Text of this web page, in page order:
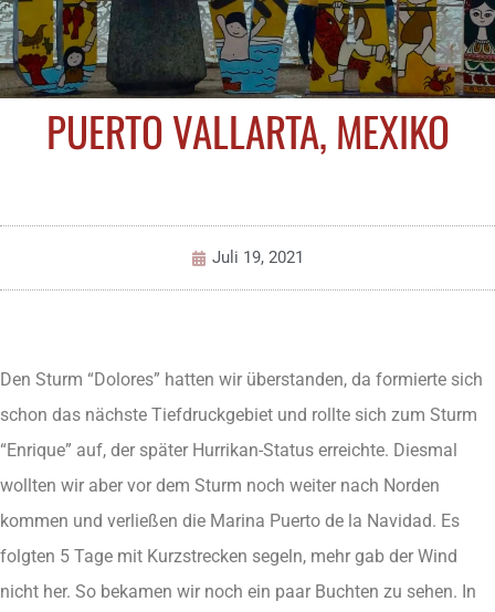
PUERTO VALLARTA, MEXIKO
Juli 19, 2021
Den Sturm “Dolores” hatten wir überstanden, da formierte sich
schon das nächste Tiefdruckgebiet und rollte sich zum Sturm
“Enrique” auf, der später Hurrikan-Status erreichte. Diesmal
wollten wir aber vor dem Sturm noch weiter nach Norden
kommen und verließen die Marina Puerto de la Navidad. Es
folgten 5 Tage mit Kurzstrecken segeln, mehr gab der Wind
nicht her. So bekamen wir noch ein paar Buchten zu sehen. In